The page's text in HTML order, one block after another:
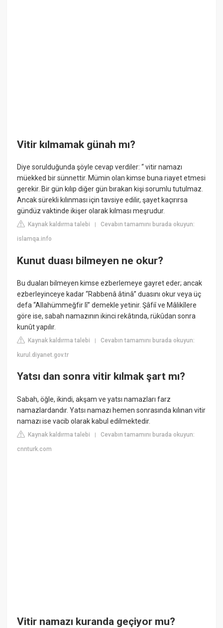
Vitir kılmamak günah mı?
Diye sorulduğunda şöyle cevap verdiler: “ vitir namazı
müekked bir sünnettir. Mümin olan kimse buna riayet etmesi
gerekir. Bir gün kılıp diğer gün bırakan kişi sorumlu tutulmaz.
Ancak sürekli kılınması için tavsiye edilir, şayet kaçırırsa
gündüz vaktinde ikişer olarak kılması meşrudur.
Kaynak kaldırma talebi |Cevabın tamamını burada okuyun:
islamqa.info
Kunut duası bilmeyen ne okur?
Bu duaları bilmeyen kimse ezberlemeye gayret eder; ancak
ezberleyinceye kadar “Rabbenâ âtinâ” duasını okur veya üç
defa “Allahümmeğfir lî” demekle yetinir. Şâfiî ve Mâlikîlere
göre ise, sabah namazının ikinci rekâtında, rükûdan sonra
kunût yapılır.
Kaynak kaldırma talebi |Cevabın tamamını burada okuyun:
kurul.diyanet.gov.tr
Yatsı dan sonra vitir kılmak şart mı?
Sabah, öğle, ikindi, akşam ve yatsı namazları farz
namazlardandır. Yatsı namazı hemen sonrasında kılınan vitir
namazı ise vacib olarak kabul edilmektedir.
Kaynak kaldırma talebi |Cevabın tamamını burada okuyun:
cnnturk.com
Vitir namazı kuranda geçiyor mu?